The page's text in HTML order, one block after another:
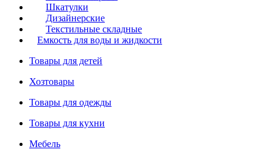
Шкатулки
Дизайнерские
Текстильные складные
Емкость для воды и жидкости
Товары для детей
Хозтовары
Товары для одежды
Товары для кухни
Мебель